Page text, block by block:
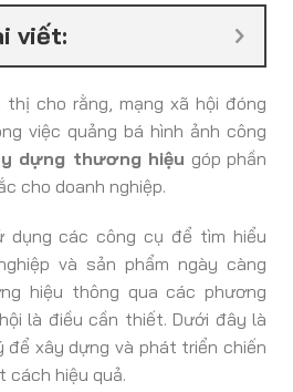
viết:
cho rằng, mạng xã hội đóng
việc quảng bá hình ảnh công
dựng thương hiệu góp phần
cho doanh nghiệp.
dụng các công cụ để tìm hiểu
và sản phẩm ngày càng
hiệu thông qua các phương
là điều cần thiết. Dưới đây là
để xây dựng và phát triển chiến
hiệu quả.